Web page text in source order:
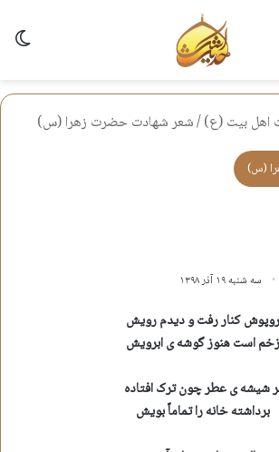
اهل بيت (ع)/شعر شهادت حضرت زهرا (س)
(س)
سه شنبه ۱۹ آذر ۱۳۹۸
روپوش کنار رفت و دیدم رویش
زخم است هنوز گوشه ی ابرویش
شیشه ی عطر چون ترک افتاده
برداشته خانه را تماماً بویش